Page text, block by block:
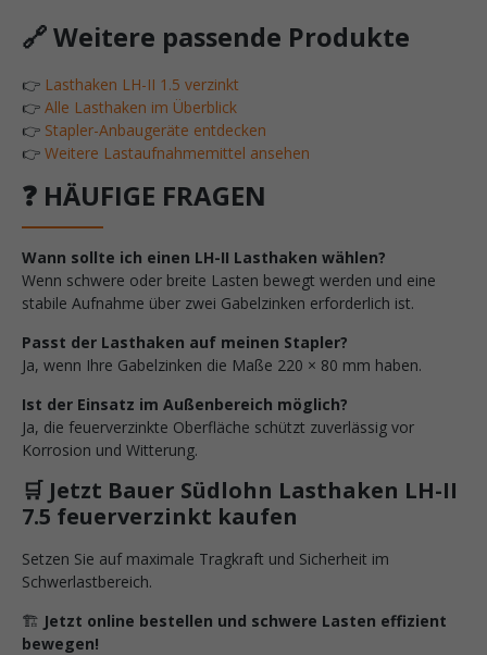
🔗 Weitere passende Produkte
👉 Lasthaken LH-II 1.5 verzinkt
👉 Alle Lasthaken im Überblick
👉 Stapler-Anbaugeräte entdecken
👉 Weitere Lastaufnahmemittel ansehen
❓ HÄUFIGE FRAGEN
Wann sollte ich einen LH-II Lasthaken wählen?
Wenn schwere oder breite Lasten bewegt werden und eine
stabile Aufnahme über zwei Gabelzinken erforderlich ist.
Passt der Lasthaken auf meinen Stapler?
Ja, wenn Ihre Gabelzinken die Maße 220 × 80 mm haben.
Ist der Einsatz im Außenbereich möglich?
Ja, die feuerverzinkte Oberfläche schützt zuverlässig vor
Korrosion und Witterung.
🛒 Jetzt Bauer Südlohn Lasthaken LH-II
7.5 feuerverzinkt kaufen
Setzen Sie auf maximale Tragkraft und Sicherheit im
Schwerlastbereich.
🏗️ Jetzt online bestellen und schwere Lasten effizient
bewegen!